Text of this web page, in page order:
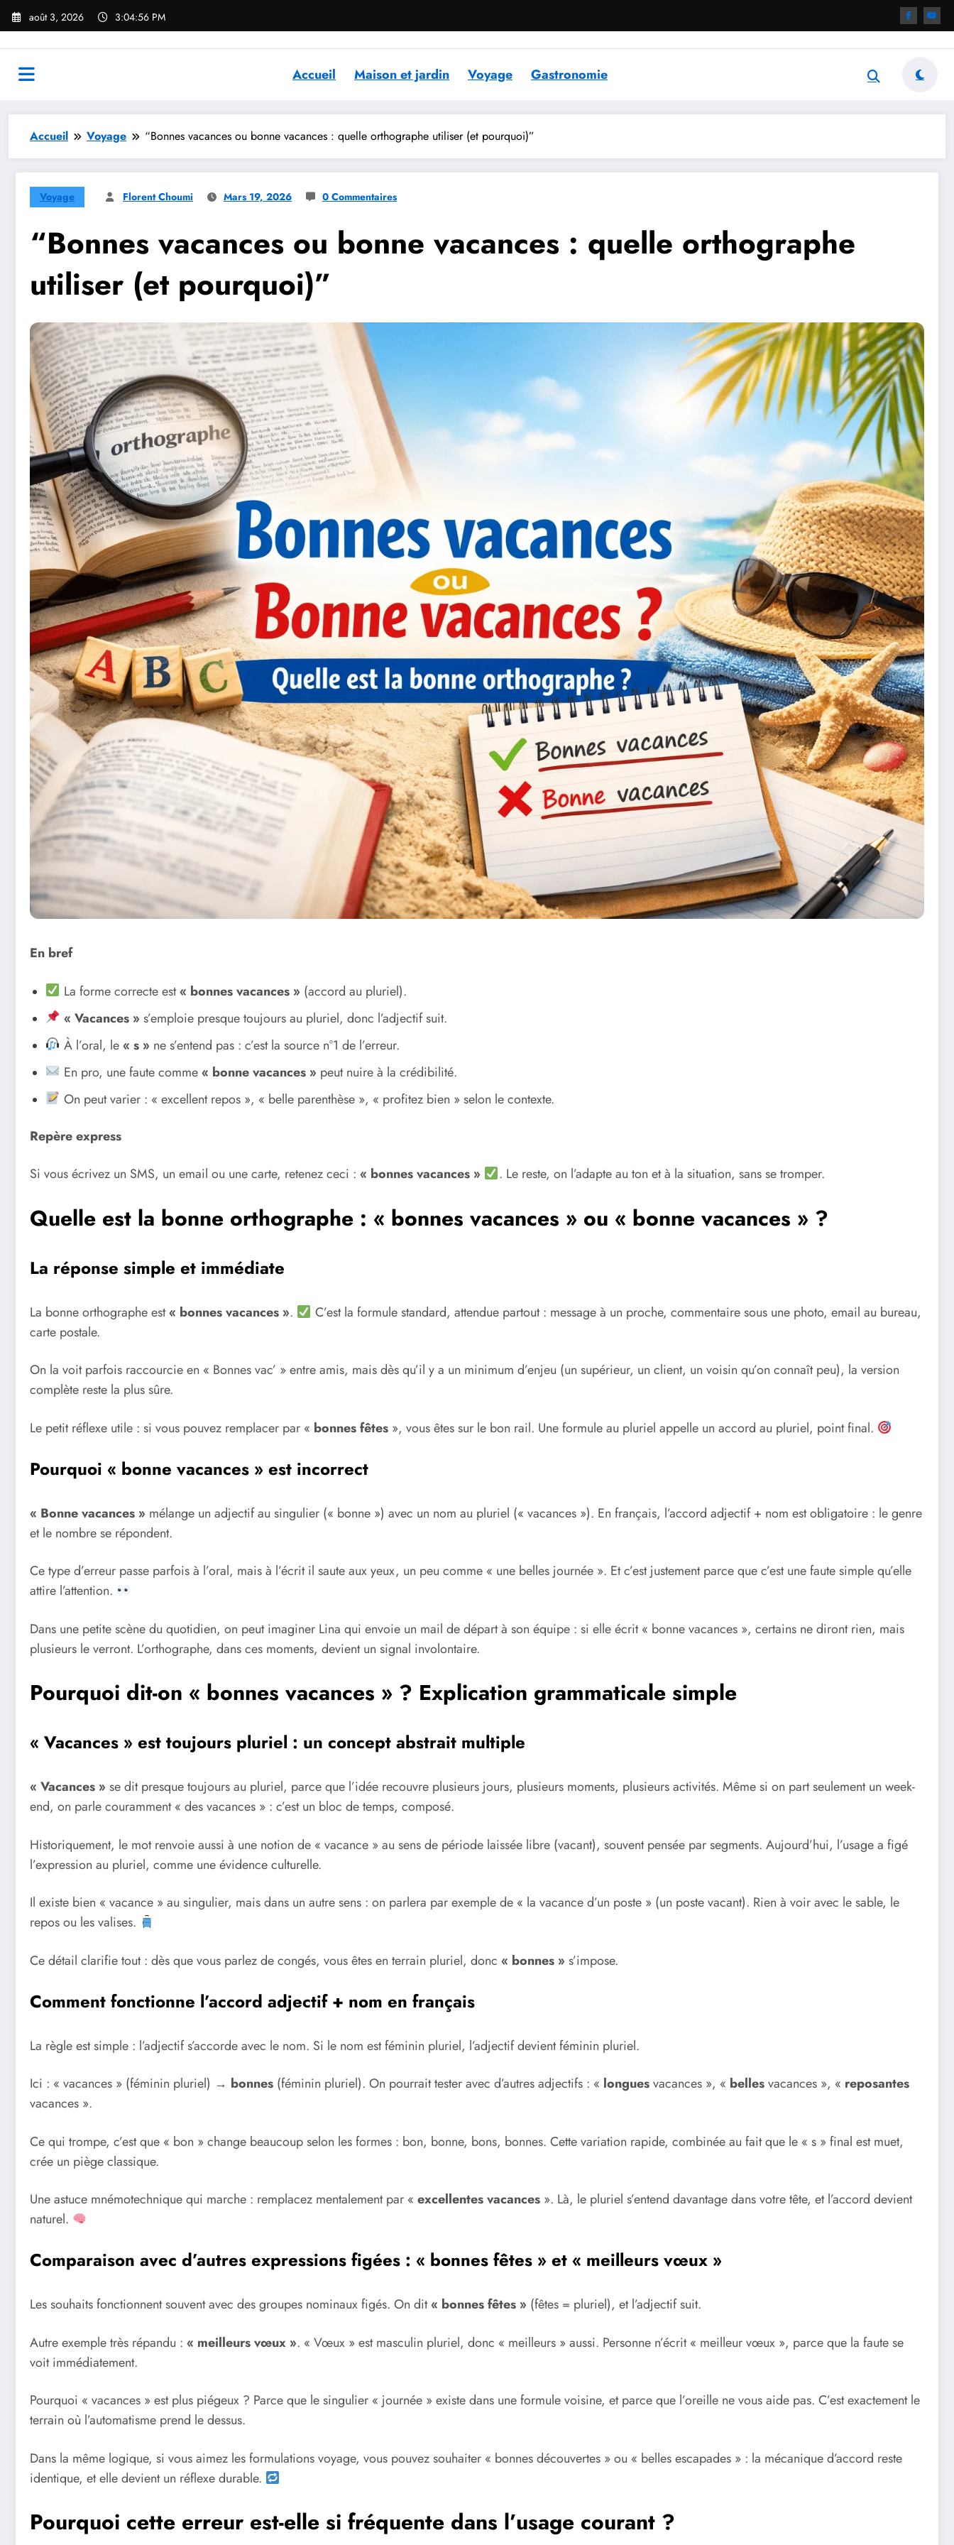
Aller
août 3, 2026 3:04:58 PM
Accueil Maison et jardin Voyage Gastronomie
Accueil Voyage “Bonnes vacances ou bonne vacances : quelle orthographe utiliser (et pourquoi)”
Voyage Florent Choumi Mars 19, 2026 0 Commentaires
“Bonnes vacances ou bonne vacances : quelle orthographe
utiliser (et pourquoi)”
En bref
La forme correcte est« bonnes vacances » (accord au pluriel).
« Vacances » s’emploie presque toujours au pluriel, donc l’adjectif suit.
À l’oral, le« s » ne s’entend pas : c’est la source n°1 de l’erreur.
En pro, une faute comme« bonne vacances » peut nuire à la crédibilité.
On peut varier : « excellent repos », « belle parenthèse », « profitez bien » selon le contexte.
Repère express
Si vous écrivez un SMS, un email ou une carte, retenez ceci : « bonnes vacances » . Le reste, on l’adapte au ton et à la situation, sans se tromper.
Quelle est la bonne orthographe : « bonnes vacances » ou « bonne vacances » ?
La réponse simple et immédiate
La bonne orthographe est« bonnes vacances ».
C’est la formule standard, attendue partout : message à un proche, commentaire sous une photo, email au bureau,
carte postale.
On la voit parfois raccourcie en « Bonnes vac’ » entre amis, mais dès qu’il y a un minimum d’enjeu (un supérieur, un client, un voisin qu’on connaît peu), la version
complète reste la plus sûre.
Le petit réflexe utile : si vous pouvez remplacer par « bonnes fêtes », vous êtes sur le bon rail. Une formule au pluriel appelle un accord au pluriel, point final.
Pourquoi « bonne vacances » est incorrect
« Bonne vacances » mélange un adjectif au singulier (« bonne ») avec un nom au pluriel (« vacances »). En français, l’accord adjectif + nom est obligatoire : le genre
et le nombre se répondent.
Ce type d’erreur passe parfois à l’oral, mais à l’écrit il saute aux yeux, un peu comme « une belles journée ». Et c’est justement parce que c’est une faute simple qu’elle
attire l’attention.
Dans une petite scène du quotidien, on peut imaginer Lina qui envoie un mail de départ à son équipe : si elle écrit « bonne vacances », certains ne diront rien, mais
plusieurs le verront. L’orthographe, dans ces moments, devient un signal involontaire.
Pourquoi dit-on « bonnes vacances » ? Explication grammaticale simple
« Vacances » est toujours pluriel : un concept abstrait multiple
« Vacances » se dit presque toujours au pluriel, parce que l’idée recouvre plusieurs jours, plusieurs moments, plusieurs activités. Même si on part seulement un week-
end, on parle couramment « des vacances » : c’est un bloc de temps, composé.
Historiquement, le mot renvoie aussi à une notion de « vacance » au sens de période laissée libre (vacant), souvent pensée par segments. Aujourd’hui, l’usage a figé
l’expression au pluriel, comme une évidence culturelle.
Il existe bien « vacance » au singulier, mais dans un autre sens : on parlera par exemple de « la vacance d’un poste » (un poste vacant). Rien à voir avec le sable, le
repos ou les valises.
Ce détail clarifie tout : dès que vous parlez de congés, vous êtes en terrain pluriel, donc « bonnes » s’impose.
Comment fonctionne l’accord adjectif + nom en français
La règle est simple : l’adjectif s’accorde avec le nom. Si le nom est féminin pluriel, l’adjectif devient féminin pluriel.
Ici : « vacances » (féminin pluriel) → bonnes (féminin pluriel). On pourrait tester avec d’autres adjectifs : « longuesvacances », « bellesvacances », « reposantes
vacances ».
Ce qui trompe, c’est que « bon » change beaucoup selon les formes : bon, bonne, bons, bonnes. Cette variation rapide, combinée au fait que le « s » final est muet,
crée un piège classique.
Une astuce mnémotechnique qui marche : remplacez mentalement par « excellentes vacances ». Là, le pluriel s’entend davantage dans votre tête, et l’accord devient
naturel.
Comparaison avec d’autres expressions figées : « bonnes fêtes » et « meilleurs vœux »
Les souhaits fonctionnent souvent avec des groupes nominaux figés. On dit« bonnes fêtes » (fêtes = pluriel), et l’adjectif suit.
Autre exemple très répandu : « meilleurs vœux ». « Vœux » est masculin pluriel, donc « meilleurs » aussi. Personne n’écrit « meilleur vœux », parce que la faute se
voit immédiatement.
Pourquoi « vacances » est plus piégeux ? Parce que le singulier « journée » existe dans une formule voisine, et parce que l’oreille ne vous aide pas. C’est exactement le
terrain où l’automatisme prend le dessus.
Dans la même logique, si vous aimez les formulations voyage, vous pouvez souhaiter « bonnes découvertes » ou « belles escapades » : la mécanique d’accord reste
identique, et elle devient un réflexe durable.
Pourquoi cette erreur est-elle si fréquente dans l’usage courant ?